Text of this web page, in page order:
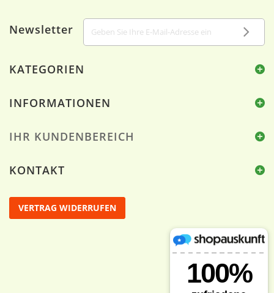
Newsletter
KATEGORIEN
INFORMATIONEN
IHR KUNDENBEREICH
KONTAKT
VERTRAG WIDERRUFEN